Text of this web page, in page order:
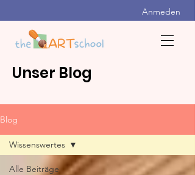
Anmeden
Unser Blog
Blog
Alle Beiträge
Wissenswertes